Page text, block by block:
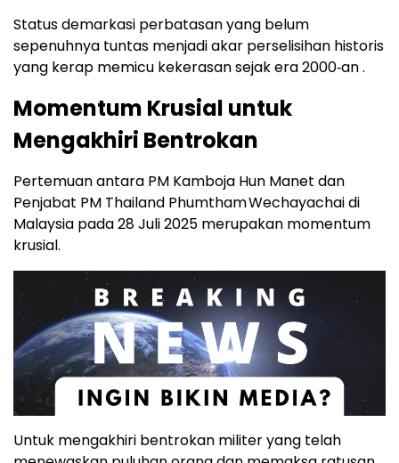
Status demarkasi perbatasan yang belum
sepenuhnya tuntas menjadi akar perselisihan historis
yang kerap memicu kekerasan sejak era 2000‑an .
Momentum Krusial untuk
Mengakhiri Bentrokan
Pertemuan antara PM Kamboja Hun Manet dan
Penjabat PM Thailand Phumtham Wechayachai di
Malaysia pada 28 Juli 2025 merupakan momentum
krusial.
Untuk mengakhiri bentrokan militer yang telah